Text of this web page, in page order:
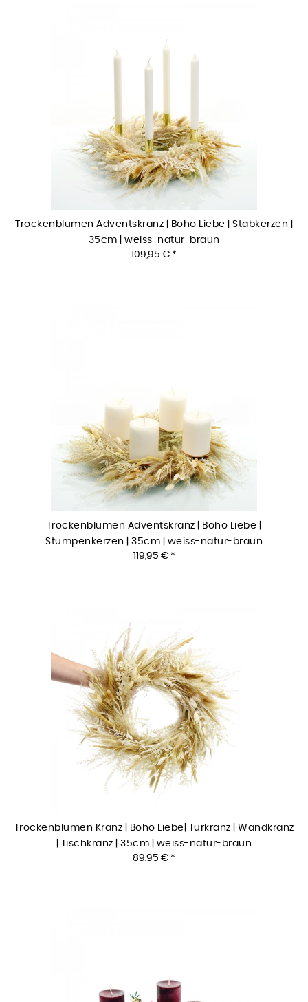
Trockenblumen Adventskranz | Boho Liebe | Stabkerzen |
35cm | weiss-natur-braun
109,95 € *
Trockenblumen Adventskranz | Boho Liebe |
Stumpenkerzen | 35cm | weiss-natur-braun
119,95 € *
Trockenblumen Kranz | Boho Liebe| Türkranz | Wandkranz
| Tischkranz | 35cm | weiss-natur-braun
89,95 € *